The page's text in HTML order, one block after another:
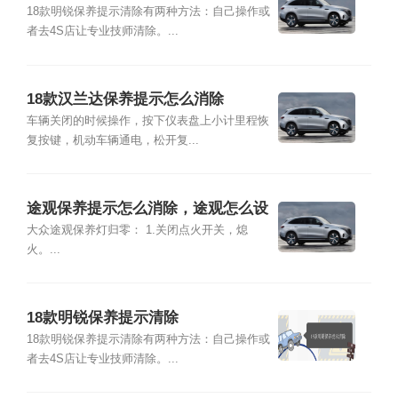
18款明锐保养提示清除有两种方法：自己操作或
者去4S店让专业技师清除。...
18款汉兰达保养提示怎么消除
车辆关闭的时候操作，按下仪表盘上小计里程恢
复按键，机动车辆通电，松开复...
途观保养提示怎么消除，途观怎么设
置保养里程
大众途观保养灯归零： 1.关闭点火开关，熄
火。...
18款明锐保养提示清除
18款明锐保养提示清除有两种方法：自己操作或
者去4S店让专业技师清除。...